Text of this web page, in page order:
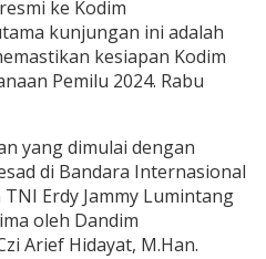
ke Kodim
kunjungan ini adalah
kesiapan Kodim
Pemilu 2024. Rabu
yang dimulai dengan
di Bandara Internasional
Erdy Jammy Lumintang
oleh Dandim
Arief Hidayat, M.Han.